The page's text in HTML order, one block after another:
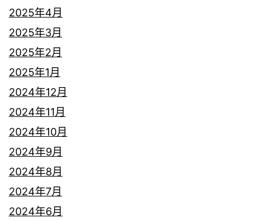
2025年4月
2025年3月
2025年2月
2025年1月
2024年12月
2024年11月
2024年10月
2024年9月
2024年8月
2024年7月
2024年6月